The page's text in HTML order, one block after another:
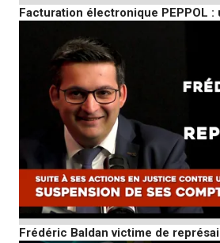
Facturation électronique PEPPOL :
Frédéric Baldan victime de